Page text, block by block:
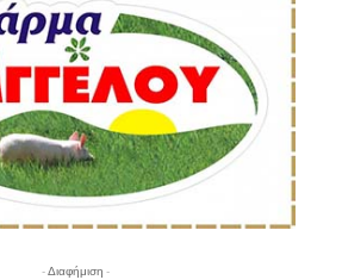
- Διαφήμιση -